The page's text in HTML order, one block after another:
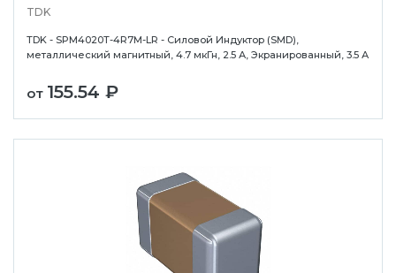
TDK
TDK - SPM4020T-4R7M-LR - Силовой Индуктор (SMD),
металлический магнитный, 4.7 мкГн, 2.5 А, Экранированный, 3.5 А
от 155.54 ₽